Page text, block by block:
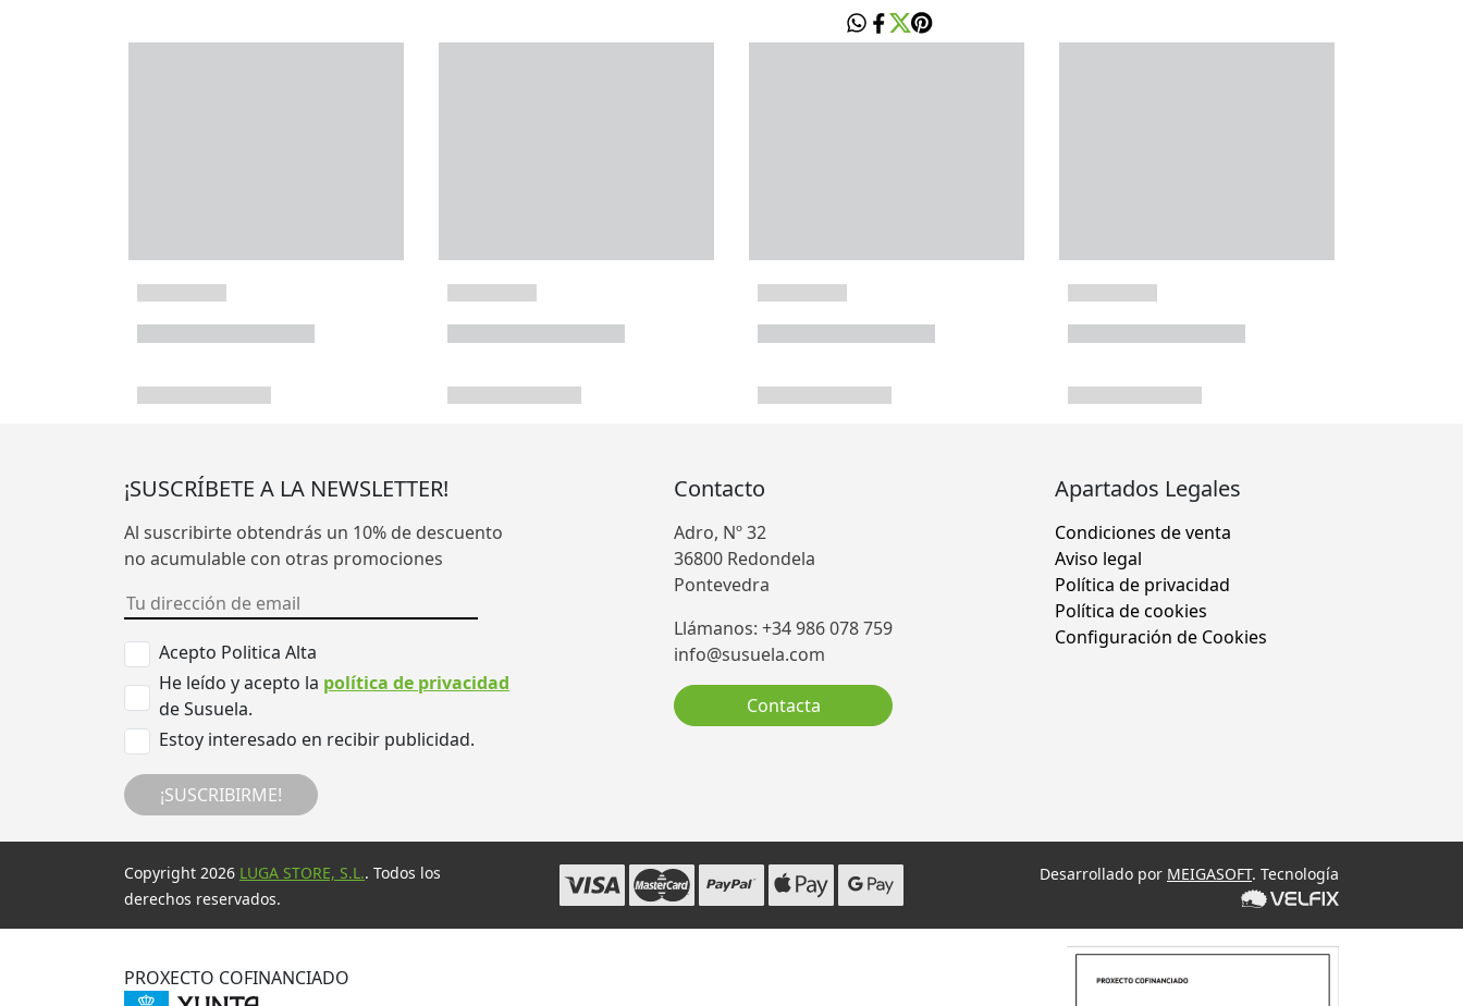
¡SUSCRÍBETE A LA NEWSLETTER!
Al suscribirte obtendrás un 10% de descuento
no acumulable con otras promociones
Acepto Politica Alta
He leído y acepto la política de privacidad
de Susuela.
Estoy interesado en recibir publicidad.
¡SUSCRIBIRME!
Contacto
Adro, Nº 32
36800 Redondela
Pontevedra
Llámanos: +34 986 078 759
info@susuela.com
Contacta
Apartados Legales
Condiciones de venta
Aviso legal
Política de privacidad
Política de cookies
Configuración de Cookies
Copyright 2026 LUGA STORE, S.L.. Todos los
derechos reservados.
Desarrollado por MEIGASOFT. Tecnología
PROXECTO COFINANCIADO